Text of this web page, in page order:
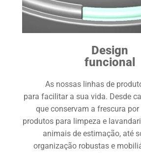
Design
funcional
As nossas linhas de
para facilitar a sua vida. Desde
que conservam a frescura
produtos para limpeza e
animais de estimação, até
organização robustas e